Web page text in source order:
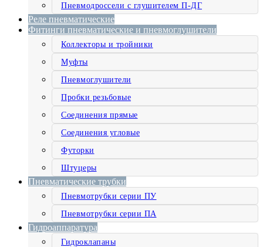
Пневмодроссели с глушителем П-ДГ
Реле пневматические
Фитинги пневматические и пневмоглушители
Коллекторы и тройники
Муфты
Пневмоглушители
Пробки резьбовые
Соединения прямые
Соединения угловые
Футорки
Штуцеры
Пневматические трубки
Пневмотрубки серии ПУ
Пневмотрубки серии ПА
Гидроаппаратура
Гидроклапаны